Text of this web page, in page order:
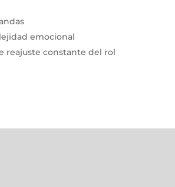
emocional
reajuste constante del rol